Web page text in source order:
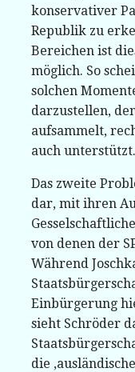
konservativer
Republik zu
Bereichen ist
möglich. So
solchen
darzustellen,
aufsammelt,
auch unterstützt.
Das zweite
dar, mit ihren
von denen der
Während
Einbürgerung
sieht Schröder
die